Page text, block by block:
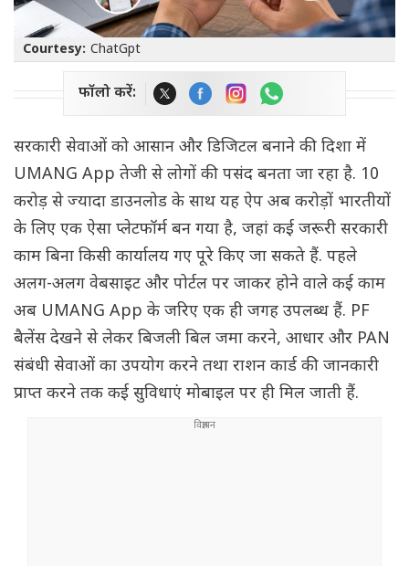
Courtesy: ChatGpt
फॉलो करें:
सरकारी सेवाओं को आसान और डिजिटल बनाने की दिशा में
UMANG App तेजी से लोगों की पसंद बनता जा रहा है. 10
करोड़ से ज्यादा डाउनलोड के साथ यह ऐप अब करोड़ों भारतीयों
के लिए एक ऐसा प्लेटफॉर्म बन गया है, जहां कई जरूरी सरकारी
काम बिना किसी कार्यालय गए पूरे किए जा सकते हैं. पहले
अलग-अलग वेबसाइट और पोर्टल पर जाकर होने वाले कई काम
अब UMANG App के जरिए एक ही जगह उपलब्ध हैं. PF
बैलेंस देखने से लेकर बिजली बिल जमा करने, आधार और PAN
संबंधी सेवाओं का उपयोग करने तथा राशन कार्ड की जानकारी
प्राप्त करने तक कई सुविधाएं मोबाइल पर ही मिल जाती हैं.